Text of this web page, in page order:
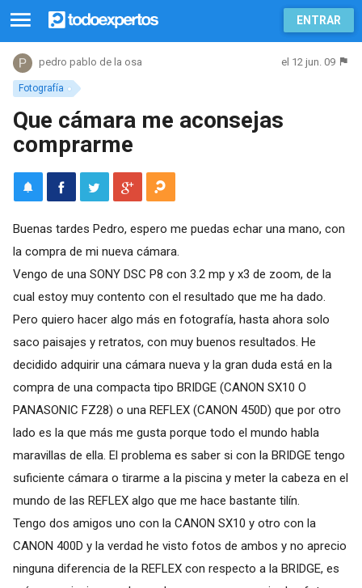
ENTRAR
Fotografía
pedro pablo de la osa el 12 jun. 09
Que cámara me aconsejas
comprarme
Buenas tardes Pedro, espero me puedas echar una mano, con
la compra de mi nueva cámara.
Vengo de una SONY DSC P8 con 3.2 mp y x3 de zoom, de la
cual estoy muy contento con el resultado que me ha dado.
Pero quiero hacer algo más en fotografía, hasta ahora solo
saco paisajes y retratos, con muy buenos resultados. He
decidido adquirir una cámara nueva y la gran duda está en la
compra de una compacta tipo BRIDGE (CANON SX10 O
PANASONIC FZ28) o una REFLEX (CANON 450D) que por otro
lado es la que más me gusta porque todo el mundo habla
maravillas de ella. El problema es saber si con la BRIDGE tengo
suficiente cámara o tirarme a la piscina y meter la cabeza en el
mundo de las REFLEX algo que me hace bastante tilín.
Tengo dos amigos uno con la CANON SX10 y otro con la
CANON 400D y la verdad he visto fotos de ambos y no aprecio
ninguna diferencia de la REFLEX con respecto a la BRIDGE, es